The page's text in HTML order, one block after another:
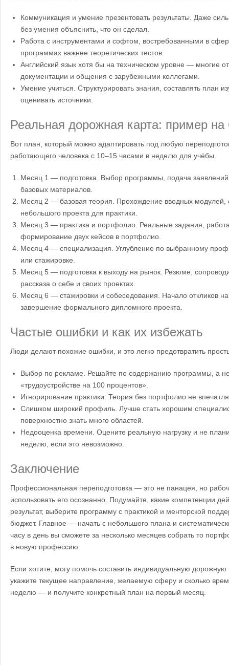
Коммуникация и умение презентовать результаты. Даже
без умения объяснить, что он сделал.
Работа с инструментами и софтом, востребованными в
программах важнее теоретических тестов.
Английский язык хотя бы на техническом уровне — многие
документации и общения с зарубежными коллегами.
Умение учиться. Структурировать знания, составлять план
оценивать источники.
Реальная дорожная карта: пример
Вот план, который можно адаптировать под любую
работающего человека с 10–15 часами в неделю для учёбы.
Месяц 1 — подготовка. Выбор программы, подача
базовых материалов.
Месяц 2 — базовая теория. Прохождение вводных модулей,
небольшого проекта для практики.
Месяц 3 — практика и портфолио. Реальные задания,
формирование двух кейсов в портфолио.
Месяц 4 — специализация. Углубление по выбранному
или стажировке.
Месяц 5 — подготовка к выходу на рынок. Резюме,
рассказа о себе и своих проектах.
Месяц 6 — стажировки и собеседования. Начало откликов
завершение формального дипломного проекта.
Частые ошибки и как их избежать
Люди делают похожие ошибки, и это легко предотвратить
Выбор по рекламе. Решайте по содержанию программы, а
«трудоустройстве на 100 процентов».
Игнорирование практики. Теория без портфолио не
Слишком широкий профиль. Лучше стать хорошим
поверхностно знать много областей.
Недооценка времени. Оцените реальную нагрузку и не
неделю, если это невозможно.
Заключение
Профессиональная переподготовка — это не панацея, но
использовать его осознанно. Подумайте, какие компетенции
результат, выберите программу с практикой и менторской
бюджет. Главное — начать с небольшого плана и
часу в день вы сможете за несколько месяцев собрать то
в новую профессию.
Если хотите, могу помочь составить индивидуальную
укажите текущее направление, желаемую сферу и сколько
неделю — и получите конкретный план на первый месяц.